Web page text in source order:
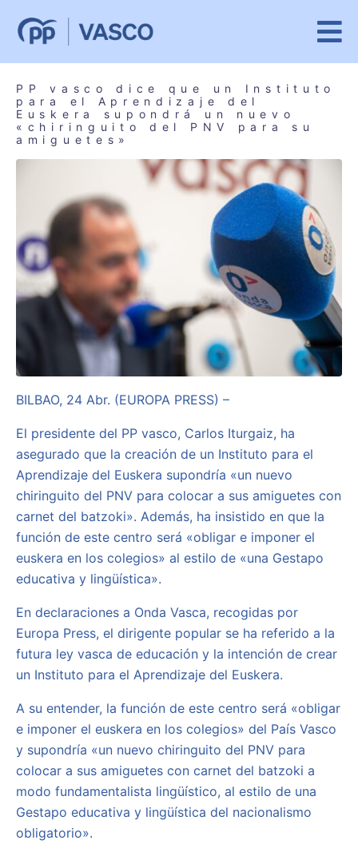
PP vasco dice que un Instituto
para el Aprendizaje del
Euskera supondrá un nuevo
«chiringuito del PNV para su
amiguetes»
BILBAO, 24 Abr. (EUROPA PRESS) –
El presidente del PP vasco, Carlos Iturgaiz, ha
asegurado que la creación de un Instituto para el
Aprendizaje del Euskera supondría «un nuevo
chiringuito del PNV para colocar a sus amiguetes con
carnet del batzoki». Además, ha insistido en que la
función de este centro será «obligar e imponer el
euskera en los colegios» al estilo de «una Gestapo
educativa y lingüística».
En declaraciones a Onda Vasca, recogidas por
Europa Press, el dirigente popular se ha referido a la
futura ley vasca de educación y la intención de crear
un Instituto para el Aprendizaje del Euskera.
A su entender, la función de este centro será «obligar
e imponer el euskera en los colegios» del País Vasco
y supondría «un nuevo chiringuito del PNV para
colocar a sus amiguetes con carnet del batzoki a
modo fundamentalista lingüístico, al estilo de una
Gestapo educativa y lingüística del nacionalismo
obligatorio».